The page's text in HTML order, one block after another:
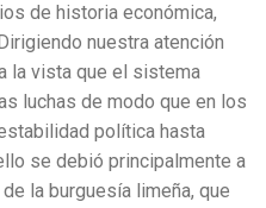
de historia económica,
nuestra atención
la vista que el sistema
luchas de modo que en los
política hasta
se debió principalmente a
la burguesía limeña, que